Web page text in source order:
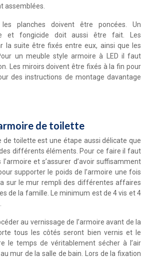
assemblées.
les planches doivent être poncées. Un
et fongicide doit aussi être fait. Les
la suite être fixés entre eux, ainsi que les
un meuble style armoire à LED il faut
Les miroirs doivent être fixés à la fin pour
des instructions de montage davantage
de toilette
de toilette est une étape aussi délicate que
différents éléments. Pour ce faire il faut
et s’assurer d’avoir suffisamment
supporter le poids de l’armoire une fois
sur le mur rempli des différentes affaires
de la famille. Le minimum est de 4 vis et 4
au vernissage de l’armoire avant de la
tous les côtés seront bien vernis et le
le temps de véritablement sécher à l’air
mur de la salle de bain. Lors de la fixation